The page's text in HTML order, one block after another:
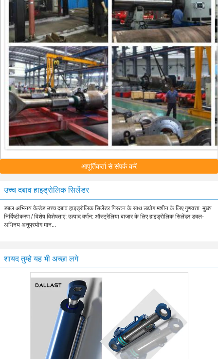
आपूर्तिकर्ता से संपर्क करें
उच्च दबाव हाइड्रोलिक सिलेंडर
डबल अभिनय वेल्डेड उच्च दबाव हाइड्रोलिक सिलेंडर पिस्टन के साथ उद्योग मशीन के लिए गुणवत्ता: मुख्य
निर्दिष्टीकरण / विशेष विशेषताएं: उत्पाद वर्णन: ऑस्ट्रेलिया बाजार के लिए हाइड्रोलिक सिलेंडर डबल-
अभिनय अनुप्रयोग मान...
शायद तुम्हे यह भी अच्छा लगे